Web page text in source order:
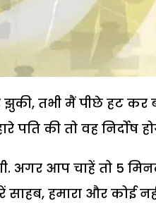
तभी मैं पीछे हट कर
पति की तो वह निर्दोष
अगर आप चाहें तो 5
हमारा और कोई नहीं